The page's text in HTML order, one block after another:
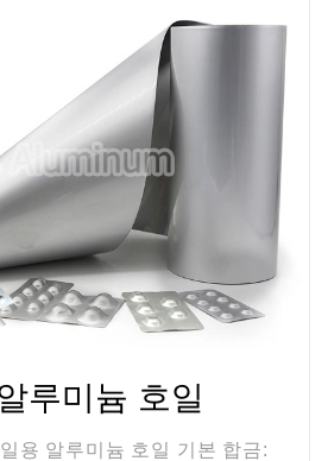
루미늄 호일
용 알루미늄 호일 기본 합금: